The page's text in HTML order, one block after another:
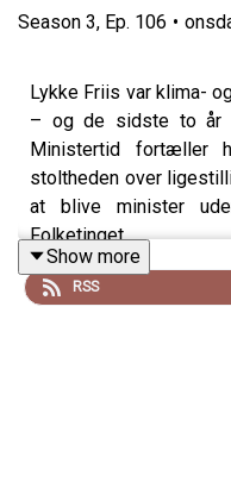
Season 3, Ep. 106 •
Lykke Friis var klima-
– og de sidste to år
Ministertid fortæller
stoltheden over
at blive minister
Folketinget.
Show more
RSS